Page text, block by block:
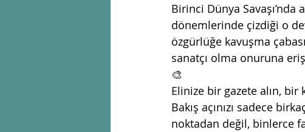
Birinci Dünya Savaşı’nda
dönemlerinde çizdiği o
özgürlüğe kavuşma
sanatçı olma onuruna
🎨
Elinize bir gazete alın,
Bakış açınızı sadece
noktadan değil, binlerce